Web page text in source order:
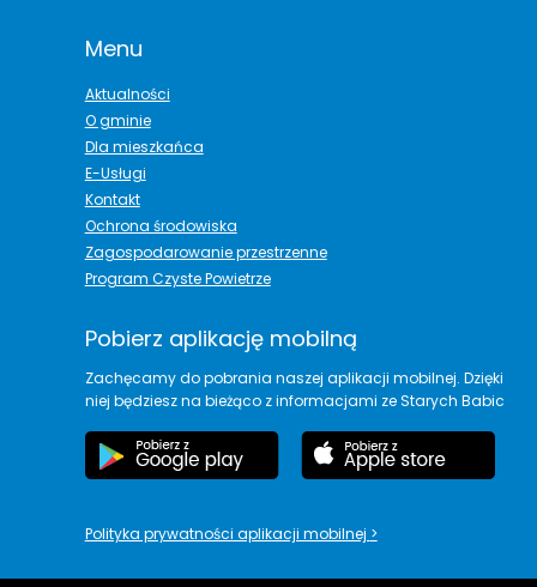
Menu
Aktualności
O gminie
Dla mieszkańca
E-Usługi
Kontakt
Ochrona środowiska
Zagospodarowanie przestrzenne
Program Czyste Powietrze
Pobierz aplikację mobilną
Zachęcamy do pobrania naszej aplikacji mobilnej. Dzięki
niej będziesz na bieżąco z informacjami ze Starych Babic
Polityka prywatności aplikacji mobilnej >